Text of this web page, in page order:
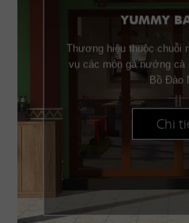
YUMMY
Thương hiệu thuộc chuỗi
vụ các món gà nướng cà
Bồ Đào
Chi